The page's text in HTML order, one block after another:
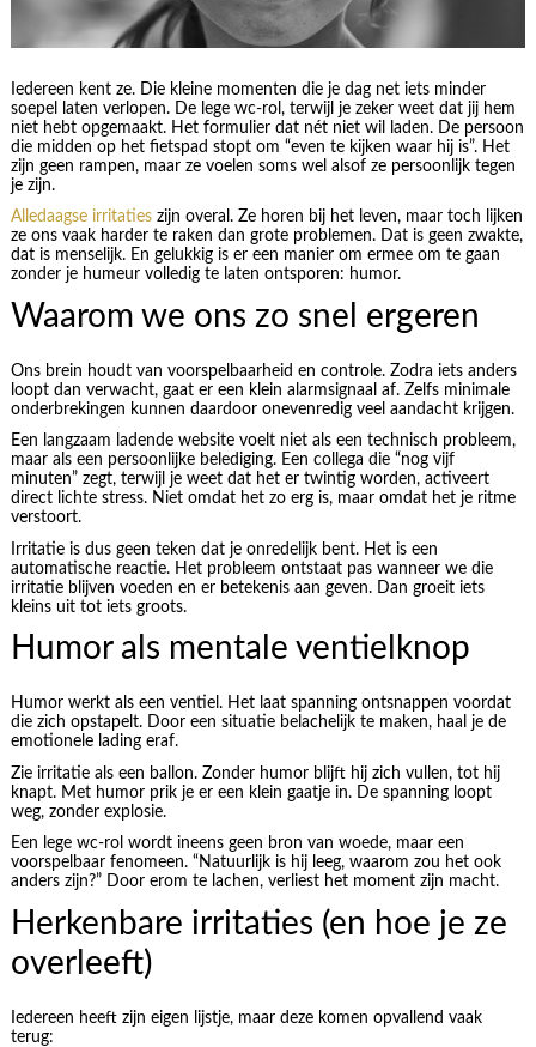
Iedereen kent ze. Die kleine momenten die je dag net iets minder
soepel laten verlopen. De lege wc-rol, terwijl je zeker weet dat jij hem
niet hebt opgemaakt. Het formulier dat nét niet wil laden. De persoon
die midden op het fietspad stopt om “even te kijken waar hij is”. Het
zijn geen rampen, maar ze voelen soms wel alsof ze persoonlijk tegen
je zijn.
Alledaagse irritatieszijn overal. Ze horen bij het leven, maar toch lijken
ze ons vaak harder te raken dan grote problemen. Dat is geen zwakte,
dat is menselijk. En gelukkig is er een manier om ermee om te gaan
zonder je humeur volledig te laten ontsporen: humor.
Waarom we ons zo snel ergeren
Ons brein houdt van voorspelbaarheid en controle. Zodra iets anders
loopt dan verwacht, gaat er een klein alarmsignaal af. Zelfs minimale
onderbrekingen kunnen daardoor onevenredig veel aandacht krijgen.
Een langzaam ladende website voelt niet als een technisch probleem,
maar als een persoonlijke belediging. Een collega die “nog vijf
minuten” zegt, terwijl je weet dat het er twintig worden, activeert
direct lichte stress. Niet omdat het zo erg is, maar omdat het je ritme
verstoort.
Irritatie is dus geen teken dat je onredelijk bent. Het is een
automatische reactie. Het probleem ontstaat pas wanneer we die
irritatie blijven voeden en er betekenis aan geven. Dan groeit iets
kleins uit tot iets groots.
Humor als mentale ventielknop
Humor werkt als een ventiel. Het laat spanning ontsnappen voordat
die zich opstapelt. Door een situatie belachelijk te maken, haal je de
emotionele lading eraf.
Zie irritatie als een ballon. Zonder humor blijft hij zich vullen, tot hij
knapt. Met humor prik je er een klein gaatje in. De spanning loopt
weg, zonder explosie.
Een lege wc-rol wordt ineens geen bron van woede, maar een
voorspelbaar fenomeen. “Natuurlijk is hij leeg, waarom zou het ook
anders zijn?” Door erom te lachen, verliest het moment zijn macht.
Herkenbare irritaties (en hoe je ze
overleeft)
Iedereen heeft zijn eigen lijstje, maar deze komen opvallend vaak
terug: